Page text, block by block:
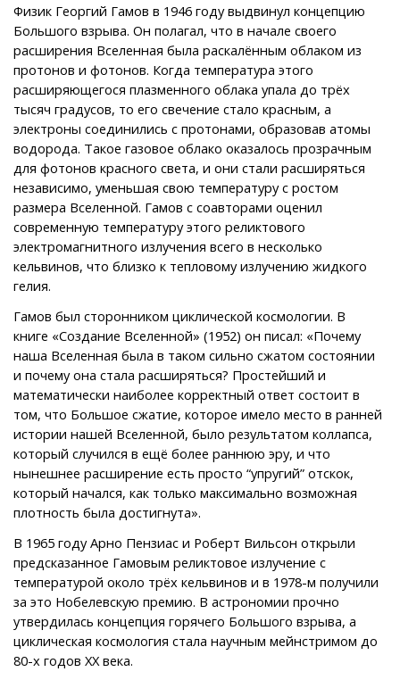
Физик Георгий Гамов в 1946 году выдвинул концепцию
Большого взрыва. Он полагал, что в начале своего
расширения Вселенная была раскалённым облаком из
протонов и фотонов. Когда температура этого
расширяющегося плазменного облака упала до трёх
тысяч градусов, то его свечение стало красным, а
электроны соединились с протонами, образовав атомы
водорода. Такое газовое облако оказалось прозрачным
для фотонов красного света, и они стали расширяться
независимо, уменьшая свою температуру с ростом
размера Вселенной. Гамов с соавторами оценил
современную температуру этого реликтового
электромагнитного излучения всего в несколько
кельвинов, что близко к тепловому излучению жидкого
гелия.
Гамов был сторонником циклической космологии. В
книге «Создание Вселенной» (1952) он писал: «Почему
наша Вселенная была в таком сильно сжатом состоянии
и почему она стала расширяться? Простейший и
математически наиболее корректный ответ состоит в
том, что Большое сжатие, которое имело место в ранней
истории нашей Вселенной, было результатом коллапса,
который случился в ещё более раннюю эру, и что
нынешнее расширение есть просто “упругий” отскок,
который начался, как только максимально возможная
плотность была достигнута».
В 1965 году Арно Пензиас и Роберт Вильсон открыли
предсказанное Гамовым реликтовое излучение с
температурой около трёх кельвинов и в 1978-м получили
за это Нобелевскую премию. В астрономии прочно
утвердилась концепция горячего Большого взрыва, а
циклическая космология стала научным мейнстримом до
80-х годов XX века.